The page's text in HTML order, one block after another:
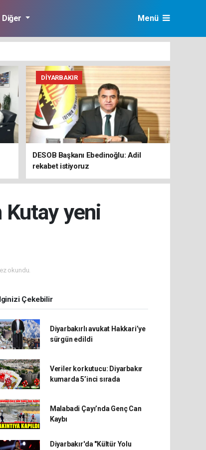
Diğer Menü
DIYARBAKIR
DESOB Başkanı Ebedinoğlu: Adil
rekabet istiyoruz
Kutay yeni
okundu.
Çekebilir
Diyarbakırlı avukat Hakkari’ye
sürgün edildi
Veriler korkutucu: Diyarbakır
kumarda 5’inci sırada
Malabadi Çayı’nda Genç Can
Kaybı
Diyarbakır'da "Kültür Yolu